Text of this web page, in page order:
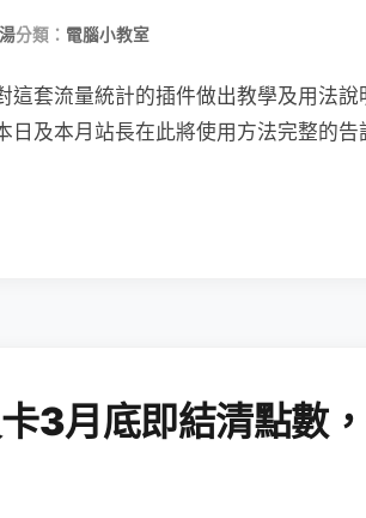
分類： 電腦小教室
這套流量統計的插件做出教學及用法說
日及本月站長在此將使用方法完整的告
3月底即結清點數